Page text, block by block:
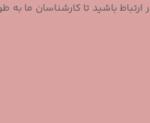
باشید تا کارشناسان ما به